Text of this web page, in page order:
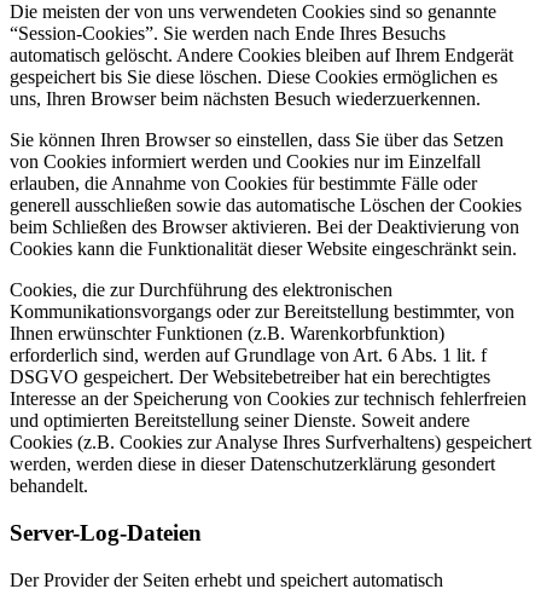
Die meisten der von uns verwendeten Cookies sind so genannte
“Session-Cookies”. Sie werden nach Ende Ihres Besuchs
automatisch gelöscht. Andere Cookies bleiben auf Ihrem Endgerät
gespeichert bis Sie diese löschen. Diese Cookies ermöglichen es
uns, Ihren Browser beim nächsten Besuch wiederzuerkennen.
Sie können Ihren Browser so einstellen, dass Sie über das Setzen
von Cookies informiert werden und Cookies nur im Einzelfall
erlauben, die Annahme von Cookies für bestimmte Fälle oder
generell ausschließen sowie das automatische Löschen der Cookies
beim Schließen des Browser aktivieren. Bei der Deaktivierung von
Cookies kann die Funktionalität dieser Website eingeschränkt sein.
Cookies, die zur Durchführung des elektronischen
Kommunikationsvorgangs oder zur Bereitstellung bestimmter, von
Ihnen erwünschter Funktionen (z.B. Warenkorbfunktion)
erforderlich sind, werden auf Grundlage von Art. 6 Abs. 1 lit. f
DSGVO gespeichert. Der Websitebetreiber hat ein berechtigtes
Interesse an der Speicherung von Cookies zur technisch fehlerfreien
und optimierten Bereitstellung seiner Dienste. Soweit andere
Cookies (z.B. Cookies zur Analyse Ihres Surfverhaltens) gespeichert
werden, werden diese in dieser Datenschutzerklärung gesondert
behandelt.
Server-Log-Dateien
Der Provider der Seiten erhebt und speichert automatisch